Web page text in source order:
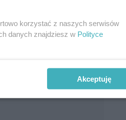
autorem?
korzystać z naszych serwisów
danych znajdziesz w Polityce
Akceptuję